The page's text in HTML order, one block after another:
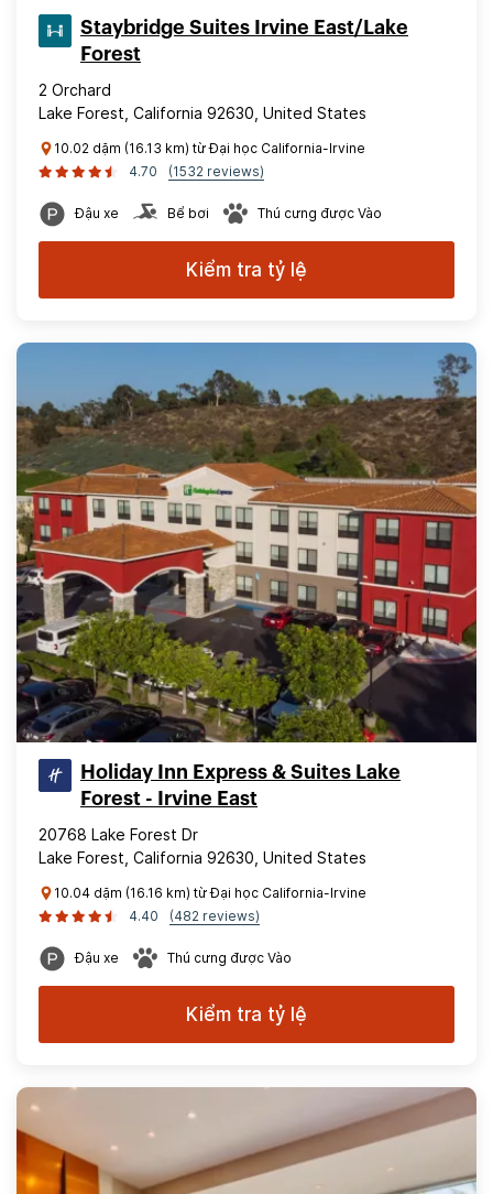
Staybridge Suites Irvine East/Lake
Forest
2 Orchard
Lake Forest, California 92630, United States
10.02 dặm (16.13 km) từ Đại học California-Irvine
4.70
(1532 reviews)
Đậu xe Bể bơi Thú cưng được Vào
Kiểm tra tỷ lệ
Holiday Inn Express & Suites Lake
Forest - Irvine East
20768 Lake Forest Dr
Lake Forest, California 92630, United States
10.04 dặm (16.16 km) từ Đại học California-Irvine
4.40
(482 reviews)
Đậu xe Thú cưng được Vào
Kiểm tra tỷ lệ